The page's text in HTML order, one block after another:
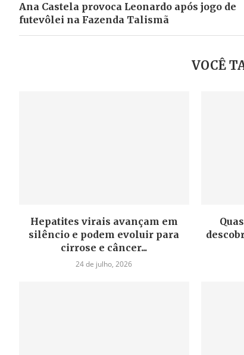
Ana Castela provoca Leonardo após jogo de
futevôlei na Fazenda Talismã
VOCÊ
Hepatites virais avançam em
silêncio e podem evoluir para
cirrose e câncer...
24 de julho, 2026